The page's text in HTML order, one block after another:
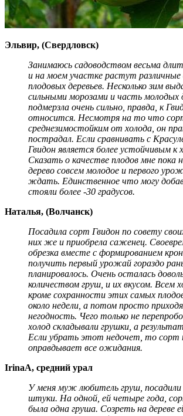
Эльвир, (Свердловск)
Занимаюсь садоводством весьма
и на моем участке растут
плодовых деревьев. Несколько зим
сильными морозами и часть молодых
подмерзла очень сильно, правда, к
относится. Несмотря на то что
среднезимостойким от холода, он
пострадал. Если сравнивать с
Гвидон является более устойчивым к
Сказать о качестве плодов мне пока
дерево совсем молодое и первого
ждать. Единственное что могу
стояли более -30 градусов.
Наталья, (Волчанск)
Посадила сорт Гвидон по совету
них же и приобрела саженец.
обрезка вместе с формированием
получить первый урожай гораздо
планировалось. Очень осталась
количеством груш, и их вкусом. Всем
кроме сохранности этих самых
около недели, а потом просто
негодность. Чего только не
холод складывали грушки, а
Если убрать этот недочет, то сорт
оправдывает все ожидания.
IrinaA, средний урал
У меня муж любитель груш,
штуки. На одной, ей четыре года,
была одна груша. Созреть на дереве